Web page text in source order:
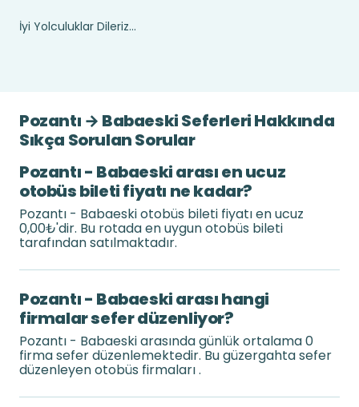
İyi Yolculuklar Dileriz...
Pozantı → Babaeski Seferleri Hakkında
Sıkça Sorulan Sorular
Pozantı - Babaeski arası en ucuz
otobüs bileti fiyatı ne kadar?
Pozantı - Babaeski otobüs bileti fiyatı en ucuz
0,00₺'dir. Bu rotada en uygun otobüs bileti
tarafından satılmaktadır.
Pozantı - Babaeski arası hangi
firmalar sefer düzenliyor?
Pozantı - Babaeski arasında günlük ortalama 0
firma sefer düzenlemektedir. Bu güzergahta sefer
düzenleyen otobüs firmaları .